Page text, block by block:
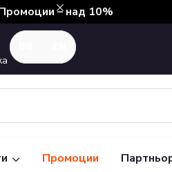
– над 10%
Промоции